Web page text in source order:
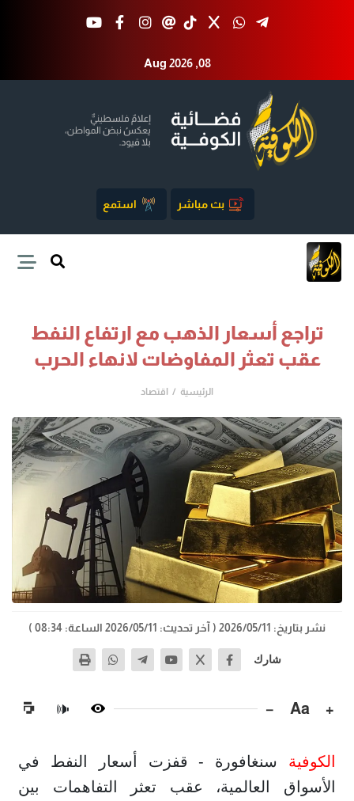
Aug 2026 ,08
بث مباشر استمع
تراجع أسعار الذهب مع ارتفاع النفط
عقب تعثر المفاوضات لانهاء الحرب
الرئيسية اقتصاد
نشر بتاريخ: 2026/05/11 ( آخر تحديث: 2026/05/11 الساعة: 08:34 )
شارك
+
Aa
−
🔊
الكوفية سنغافورة - قفزت أسعار النفط في
الأسواق العالمية، عقب تعثر التفاهمات بين